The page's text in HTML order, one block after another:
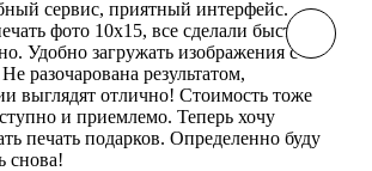
сервис, приятный интерфейс.
фото 10х15, все сделали быстро и
Удобно загружать изображения с
разочарована результатом,
выглядят отлично! Стоимость тоже
и приемлемо. Теперь хочу
печать подарков. Определенно буду
снова!